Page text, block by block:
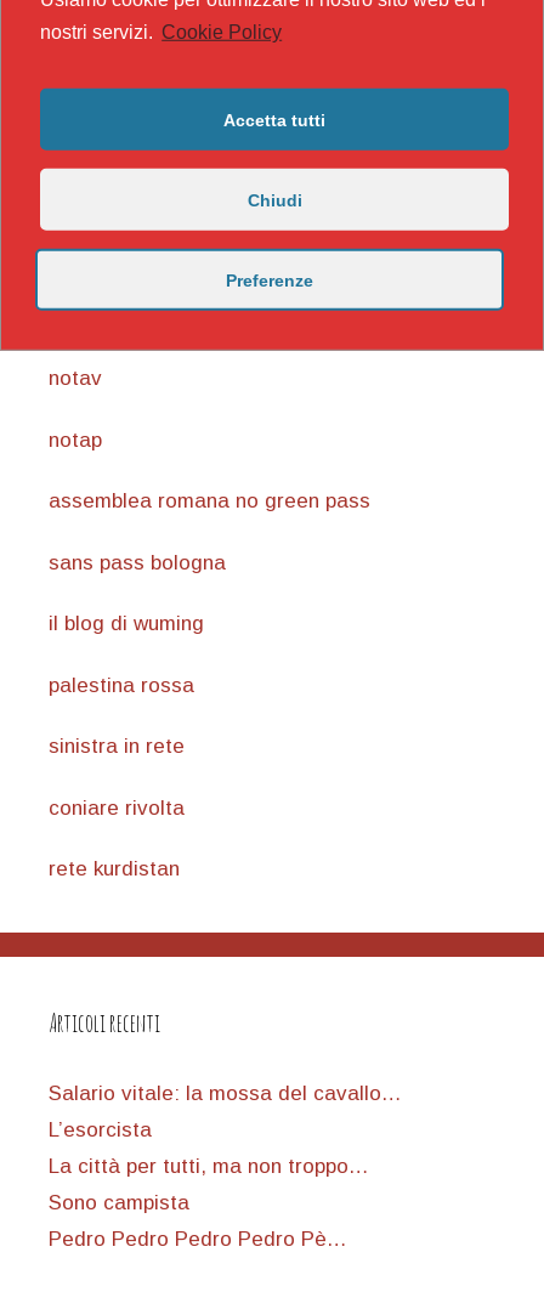
https://nicomaccentelli.substack.com/
carmillaonline.com
notav
notap
assemblea romana no green pass
sans pass bologna
il blog di wuming
palestina rossa
sinistra in rete
coniare rivolta
rete kurdistan
Articoli recenti
Salario vitale: la mossa del cavallo…
L’esorcista
La città per tutti, ma non troppo…
Sono campista
Pedro Pedro Pedro Pedro Pè…
nostri servizi. Cookie Policy
Accetta tutti
Chiudi
Preferenze